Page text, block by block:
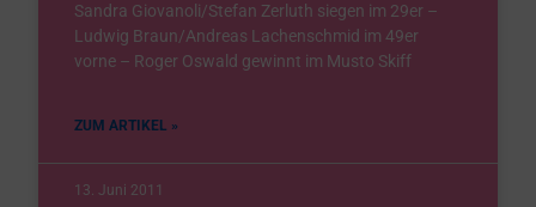
Sandra Giovanoli/Stefan Zerluth siegen im 29er –
Ludwig Braun/Andreas Lachenschmid im 49er
vorne – Roger Oswald gewinnt im Musto Skiff
ZUM ARTIKEL »
13. Juni 2011